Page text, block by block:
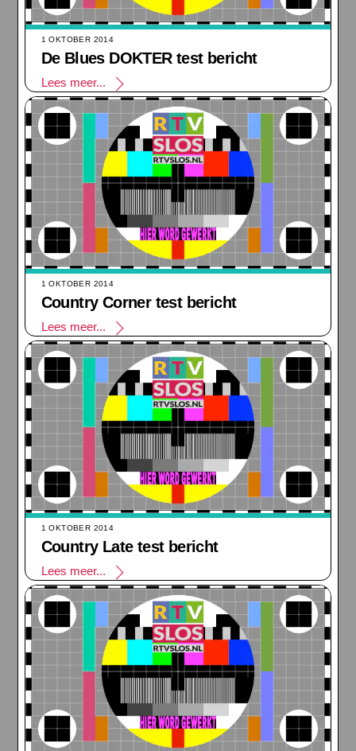
1 OKTOBER 2014
De Blues DOKTER test bericht
Lees meer...
1 OKTOBER 2014
Country Corner test bericht
Lees meer...
1 OKTOBER 2014
Country Late test bericht
Lees meer...